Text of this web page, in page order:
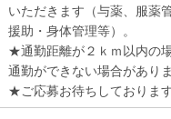
いただきます（与薬、服薬
援助・身体管理等）。
★通勤距離が２ｋｍ以内の
通勤ができない場合がありま
★ご応募お待ちしております